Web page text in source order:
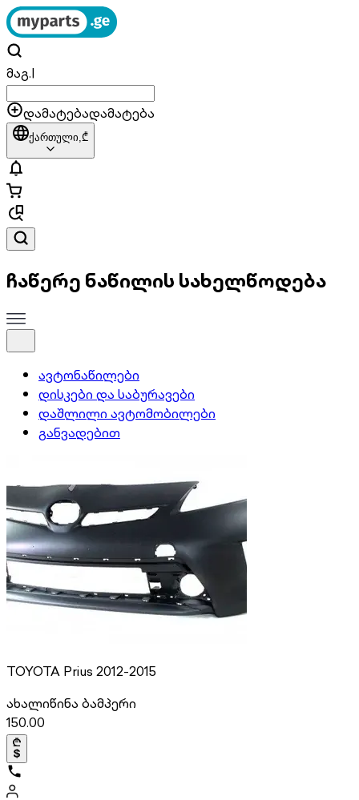
მაგ.|
დამატებადამატება
ქართული,₾
ჩაწერე ნაწილის სახელწოდება
ავტონაწილები
დისკები და საბურავები
დაშლილი ავტომობილები
განვადებით
TOYOTA Prius 2012-2015
ახალიწინა ბამპერი
150.00